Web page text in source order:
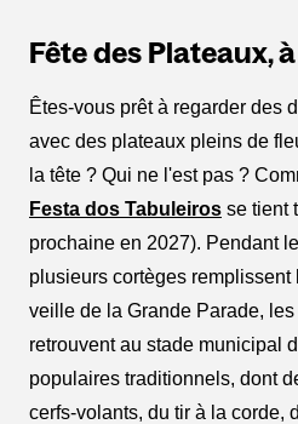
Fête des Plateaux,
Êtes-vous prêt à regarder des
avec des plateaux pleins de
la tête ? Qui ne l'est pas ?
Festa dos Tabuleiros se tient
prochaine en 2027). Pendant
plusieurs cortèges remplissent
veille de la Grande Parade,
retrouvent au stade municipal
populaires traditionnels, dont
cerfs-volants, du tir à la corde,